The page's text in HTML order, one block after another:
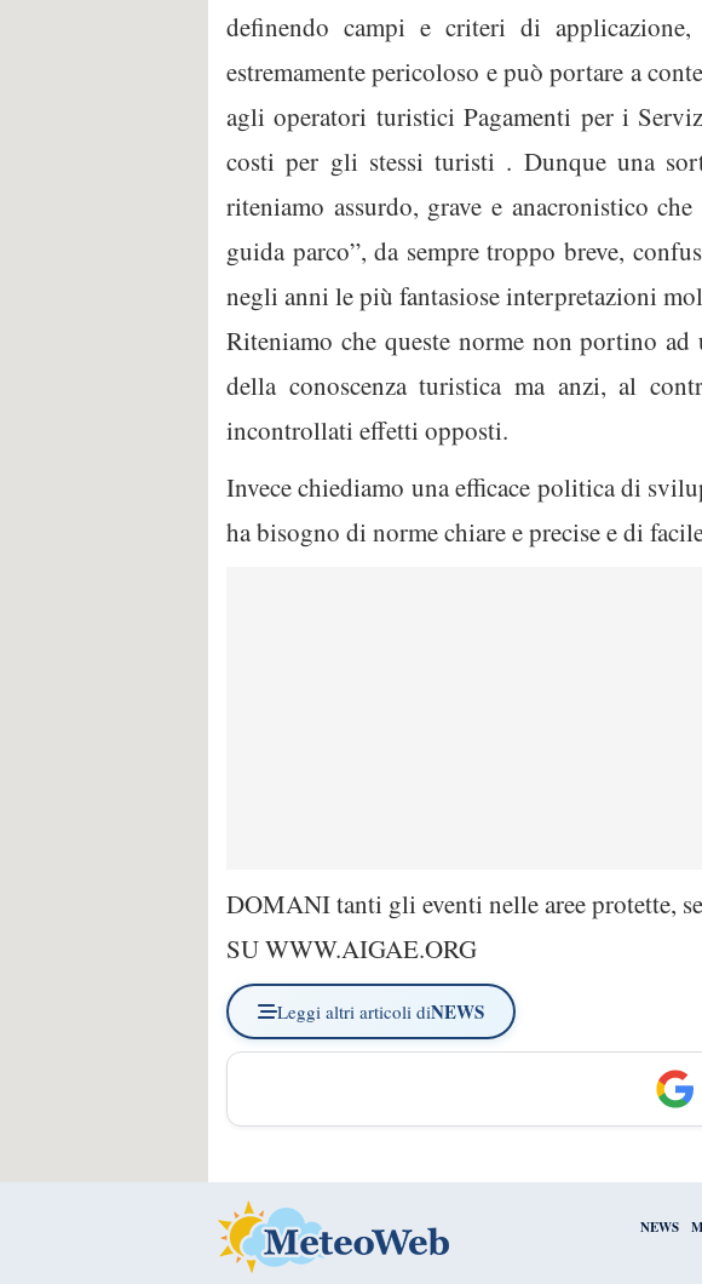
definendo campi e criteri di
estremamente pericoloso e può portare a
agli operatori turistici Pagamenti per i
costi per gli stessi turisti . Dunque una
riteniamo assurdo, grave e anacronistico
guida parco”, da sempre troppo breve,
negli anni le più fantasiose interpretazioni
Riteniamo che queste norme non portino
della conoscenza turistica ma anzi, al
incontrollati effetti opposti.
Invece chiediamo una efficace politica di
ha bisogno di norme chiare e precise e di
DOMANI tanti gli eventi nelle aree protette,
SU WWW.AIGAE.ORG
Leggi altri articoli diNEWS
NEWS